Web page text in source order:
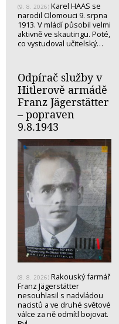
(9. 8. 2026) Karel HAAS se
narodil Olomouci 9. srpna
1913. V mládí působil velmi
aktivně ve skautingu. Poté,
co vystudoval učitelský…
Odpírač služby v
Hitlerově armádě
Franz Jägerstätter
– popraven
9.8.1943
(8. 8. 2026) Rakouský farmář
Franz Jägerstätter
nesouhlasil s nadvládou
nacistů a ve druhé světové
válce za ně odmítl bojovat.